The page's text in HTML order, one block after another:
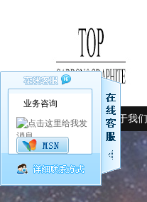
网站首页 关于我们
业务咨询